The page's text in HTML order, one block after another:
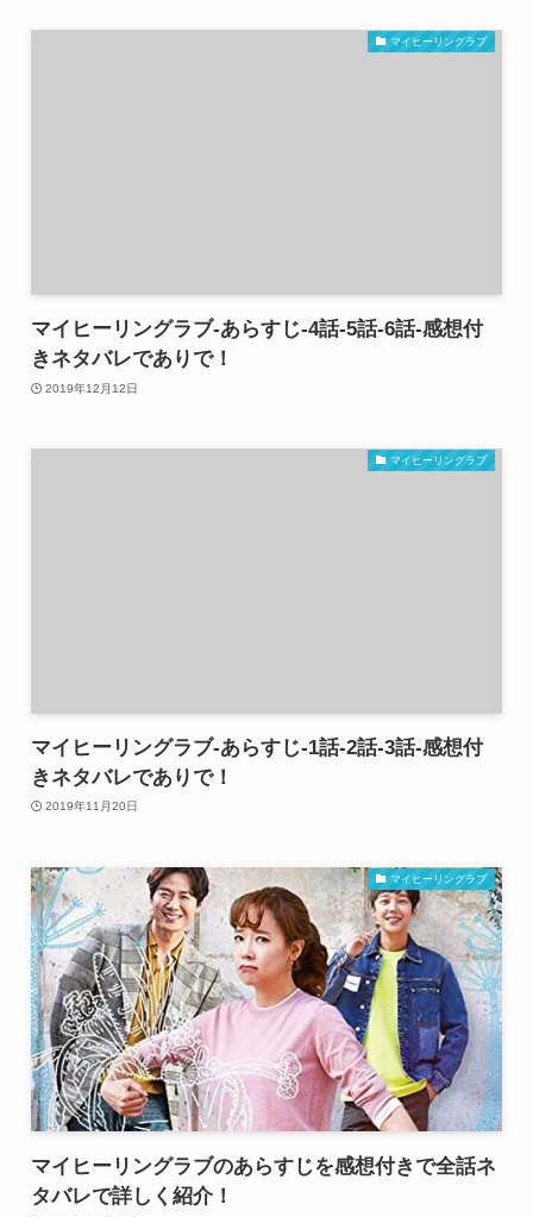
マイヒーリングラブ
マイヒーリングラブ-あらすじ-4話-5話-6話-感想付
きネタバレでありで！
2019年12月12日
マイヒーリングラブ
マイヒーリングラブ-あらすじ-1話-2話-3話-感想付
きネタバレでありで！
2019年11月20日
マイヒーリングラブ
マイヒーリングラブのあらすじを感想付きで全話ネ
タバレで詳しく紹介！